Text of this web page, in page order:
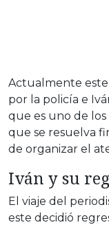
Actualmente este
por la policía e
que es uno de los
que se resuelva
de organizar el
Iván y su
El viaje del
este decidió